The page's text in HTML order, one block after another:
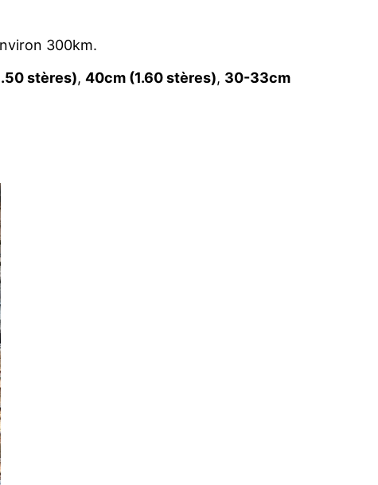
300km.
stères), 40cm (1.60 stères), 30-33cm